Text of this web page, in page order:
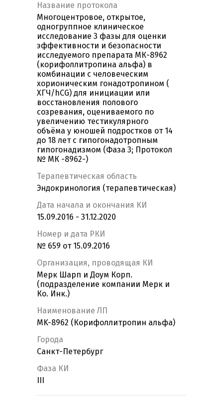
Название протокола
Многоцентровое, открытое,
одногруппное клиническое
исследование 3 фазы для оценки
эффективности и безопасности
исследуемого препарата МК-8962
(корифоллитропина альфа) в
комбинации с человеческим
хорионическим гонадотропином (
ХГЧ/hCG) для инициации или
восстановления полового
созревания, оцениваемого по
увеличению тестикулярного
объёма у юношей подростков от 14
до 18 лет с гипогонадотропным
гипогонадизмом (Фаза 3; Протокол
№ МК -8962-)
Терапевтическая область
Эндокринология (терапевтическая)
Дата начала и окончания КИ
15.09.2016 - 31.12.2020
Номер и дата РКИ
№ 659 от 15.09.2016
Организация, проводящая КИ
Мерк Шарп и Доум Корп.
(подразделение компании Мерк и
Ко. Инк.)
Наименование ЛП
MK-8962 (Корифоллитропин альфа)
Города
Санкт-Петербург
Фаза КИ